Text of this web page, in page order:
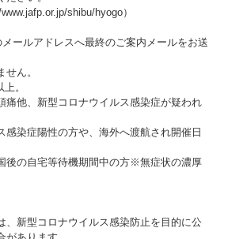
shibu/hyogo）
ールアドレスへ最終のご案内メールをお送
ん。
。
他、新型コロナウイルス感染症が疑われ
染症陽性の方や、海外へ渡航され開催日
の自宅等待機期間中の方※無症状の濃厚
、新型コロナウイルス感染防止を目的に公